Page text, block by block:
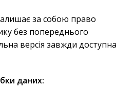
за собою право
без попереднього
версія завжди доступна
даних: